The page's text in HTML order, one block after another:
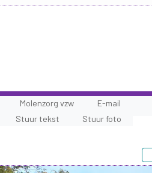
Stuur tekst Stuur foto
Molenzorg vzw E-mail